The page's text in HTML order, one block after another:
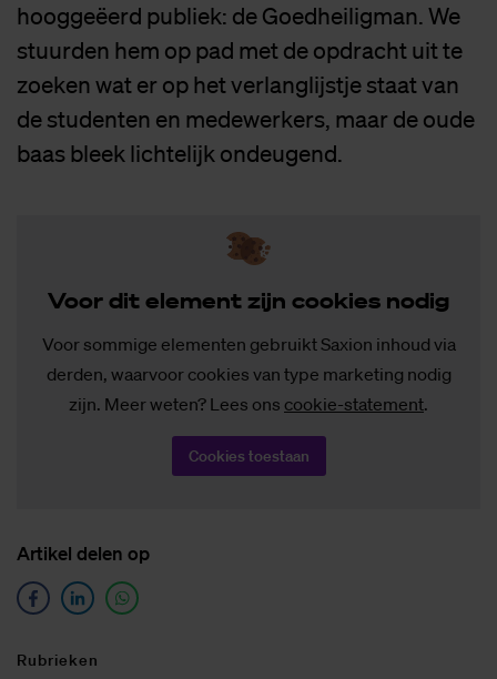
hooggeëerd publiek: de Goedheiligman. We
stuurden hem op pad met de opdracht uit te
zoeken wat er op het verlanglijstje staat van
de studenten en medewerkers, maar de oude
baas bleek lichtelijk ondeugend.
Voor dit ele­ment zijn coo­kies no­dig
Voor sommige elementen gebruikt Saxion inhoud via
derden, waarvoor cookies van type marketing nodig
zijn. Meer weten? Lees ons cookie-statement.
Cookies toestaan
Ar­ti­kel de­len op
Ru­brie­ken